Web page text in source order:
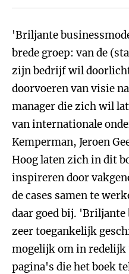
'Briljante
brede groep: van de
zijn bedrijf wil
doorvoeren van visie
manager die zich wil
van internationale
Kemperman, Jeroen
Hoog laten zich in dit
inspireren door
de cases samen te
daar goed bij.
zeer toegankelijk
mogelijk om in redelijk
pagina's die het boek